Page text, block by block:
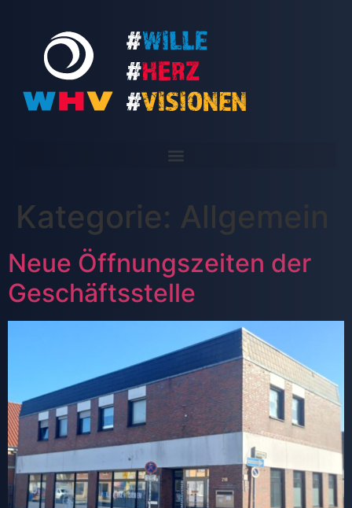
Kategorie: Allgemein
Neue Öffnungszeiten der
Geschäftsstelle